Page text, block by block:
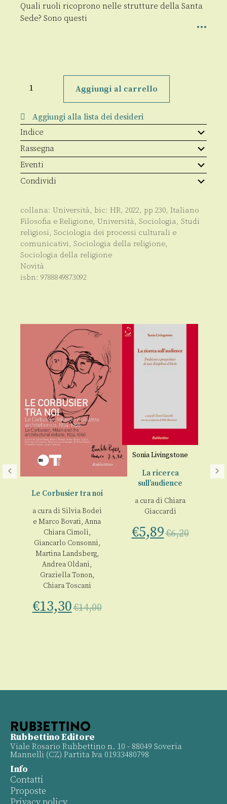
Quali ruoli ricoprono nelle strutture della Santa
Sede? Sono questi
Francesco
donne
quantità
Aggiungi al carrello
Aggiungi alla lista dei desideri
Indice
Rassegna
Eventi
Condividi
collana: Università, bic: HR, 2022, pp 230, Italiano
Filosofia e Religione, Università, Sociologia, Studi
religiosi, Sociologia dei processi culturali e
comunicativi, Sociologia della religione,
Sociologia della religione
Novità
isbn: 9788849873092
Le Corbusier tra noi
a cura di Silvia Bodei
e Marco Bovati, Anna
Chiara Cimoli,
Giancarlo Consonni,
Martina Landsberg,
Andrea Oldani,
Graziella Tonon,
Chiara Toscani
€13,30€14,00
Sonia Livingstone
La ricerca
sull’audience
a cura di Chiara
Giaccardi
€5,89€6,20
Rubbettino Editore
Viale Rosario Rubbettino n. 10 - 88049 Soveria
Mannelli (CZ) Partita Iva 01933480798
Info
Contatti
Proposte